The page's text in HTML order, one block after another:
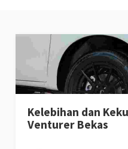
Kelebihan dan
Venturer Bekas